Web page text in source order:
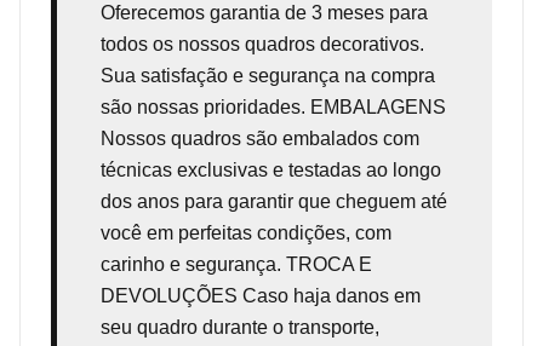
Oferecemos garantia de 3 meses para
todos os nossos quadros decorativos.
Sua satisfação e segurança na compra
são nossas prioridades. EMBALAGENS
Nossos quadros são embalados com
técnicas exclusivas e testadas ao longo
dos anos para garantir que cheguem até
você em perfeitas condições, com
carinho e segurança. TROCA E
DEVOLUÇÕES Caso haja danos em
seu quadro durante o transporte,